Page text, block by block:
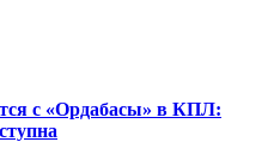
с «Ордабасы» в КПЛ: